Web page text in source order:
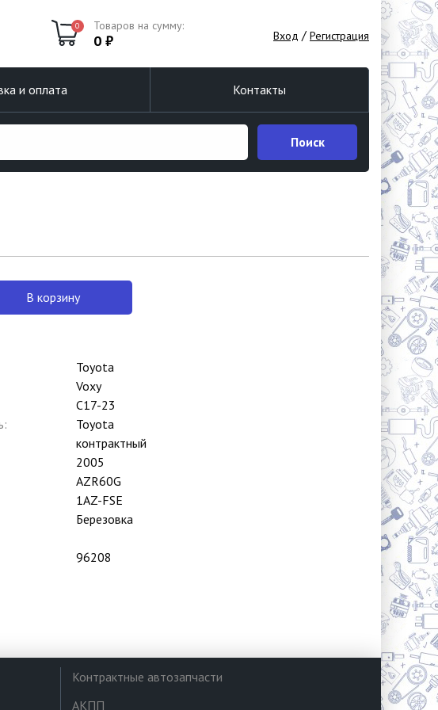
0 Товаров на сумму:
0 ₽ Вход / Регистрация
и оплата Контакты
Поиск
В корзину
Toyota
Voxy
C17-23
Toyota
контрактный
2005
AZR60G
1AZ-FSE
Березовка
96208
Контрактные автозапчасти
АКПП